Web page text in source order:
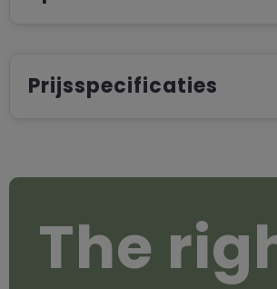
Prijsspecificaties
The